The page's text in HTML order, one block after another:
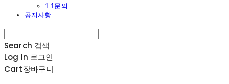
1:1문의
공지사항
Search 검색
Log In 로그인
Cart장바구니